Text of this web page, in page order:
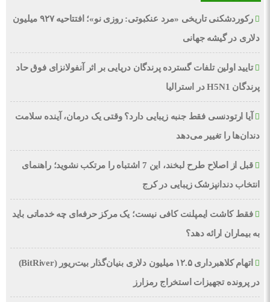
رکوردشکنی تاریخی «مرد عنکبوتی: روزی نو»؛ افتتاحیه ۹۲۷ میلیون
دلاری در گیشه جهانی
تایید اولین تلفات گسترده پرندگان دریایی بر اثر آنفولانزای فوق حاد
پرندگان H5N1 در استرالیا
آیا ارتودنسی فقط جنبه زیبایی دارد؟ وقتی یک درمان، آینده سلامت
دندان‌ها را تغییر می‌دهد
قبل از اصلاح طرح لبخند، این 7 اشتباه را مرتکب نشوید؛ راهنمای
انتخاب دندانپزشک زیبایی در کرج
فقط کاشت ایمپلنت کافی نیست؛ یک مرکز حرفه‌ای چه خدماتی باید
به بیماران ارائه دهد؟
اتهام کلاهبرداری ۱۲.۵ میلیون دلاری بنیان‌گذار بیت‌ریور (BitRiver)
در پرونده تجهیزات استخراج رمزارز